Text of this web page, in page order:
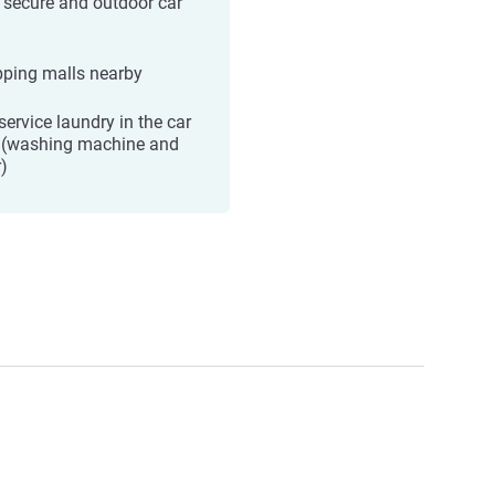
malls nearby
laundry in the car
machine and